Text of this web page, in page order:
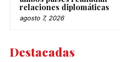
relaciones diplomáticas
agosto 7, 2026
Destacadas